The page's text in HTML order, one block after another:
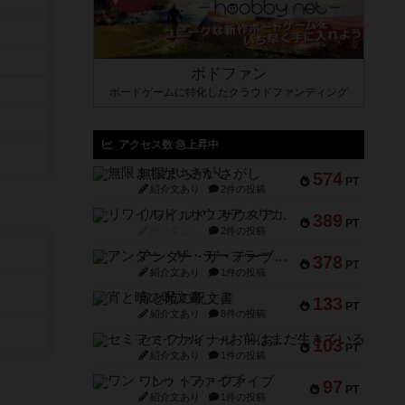
ボドファン
ボードゲームに特化したクラウドファンディング
アクセス数 急上昇中
574 PT
無限まちがいさがし
紹介文あり 2件の投稿
389 PT
リワイルド：サウスアメリカ
2件の投稿
378 PT
アンダー・ザ・テーブラー
紹介文あり 1件の投稿
133 PT
宵と暁の呪文書
紹介文あり 8件の投稿
103 PT
セミファイナル ～お前はまだ生きている～
紹介文あり 1件の投稿
97 PT
ワン・トゥ・ファイブ
紹介文あり 1件の投稿